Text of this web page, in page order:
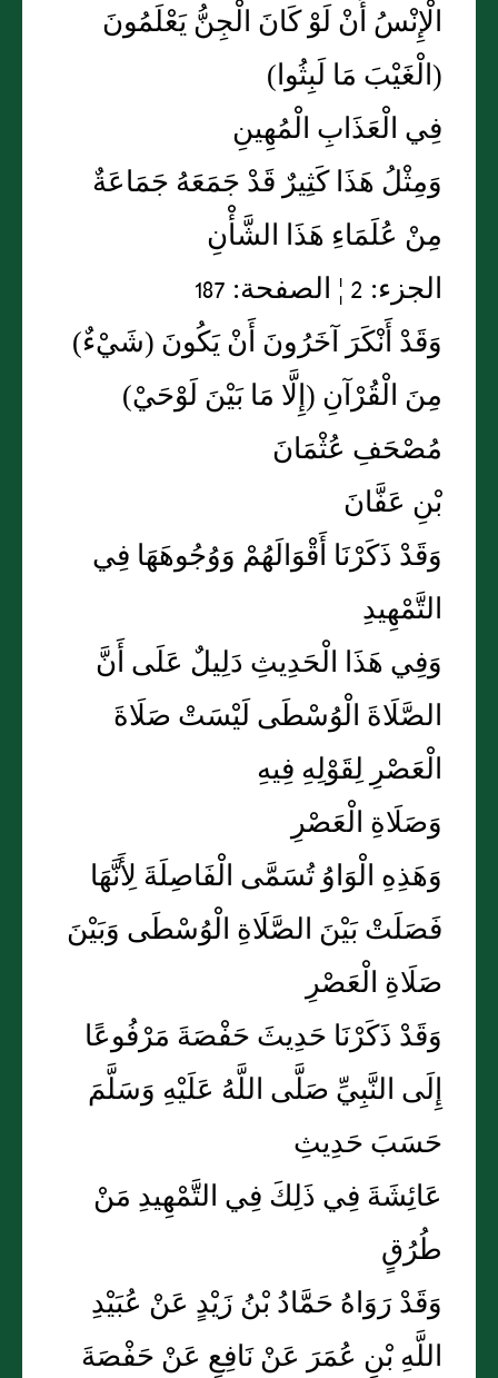
الْإِنْسُ أَنْ لَوْ كَانَ الْجِنُّ يَعْلَمُونَ
(الْغَيْبَ مَا لَبِثُوا)
فِي الْعَذَابِ الْمُهِينِ
وَمِثْلُ هَذَا كَثِيرٌ قَدْ جَمَعَهُ جَمَاعَةٌ
مِنْ عُلَمَاءِ هَذَا الشَّأْنِ
الجزء: 2 ¦ الصفحة: 187
وَقَدْ أَنْكَرَ آخَرُونَ أَنْ يَكُونَ (شَيْءٌ)
مِنَ الْقُرْآنِ (إِلَّا مَا بَيْنَ لَوْحَيْ)
مُصْحَفِ عُثْمَانَ
بْنِ عَفَّانَ
وَقَدْ ذَكَرْنَا أَقْوَالَهُمْ وَوُجُوهَهَا فِي
التَّمْهِيدِ
وَفِي هَذَا الْحَدِيثِ دَلِيلٌ عَلَى أَنَّ
الصَّلَاةَ الْوُسْطَى لَيْسَتْ صَلَاةَ
الْعَصْرِ لِقَوْلِهِ فِيهِ
وَصَلَاةِ الْعَصْرِ
وَهَذِهِ الْوَاوُ تُسَمَّى الْفَاصِلَةَ لِأَنَّهَا
فَصَلَتْ بَيْنَ الصَّلَاةِ الْوُسْطَى وَبَيْنَ
صَلَاةِ الْعَصْرِ
وَقَدْ ذَكَرْنَا حَدِيثَ حَفْصَةَ مَرْفُوعًا
إِلَى النَّبِيِّ صَلَّى اللَّهُ عَلَيْهِ وَسَلَّمَ
حَسَبَ حَدِيثِ
عَائِشَةَ فِي ذَلِكَ فِي التَّمْهِيدِ مَنْ
طُرُقٍ
وَقَدْ رَوَاهُ حَمَّادُ بْنُ زَيْدٍ عَنْ عُبَيْدِ
اللَّهِ بْنِ عُمَرَ عَنْ نَافِعٍ عَنْ حَفْصَةَ